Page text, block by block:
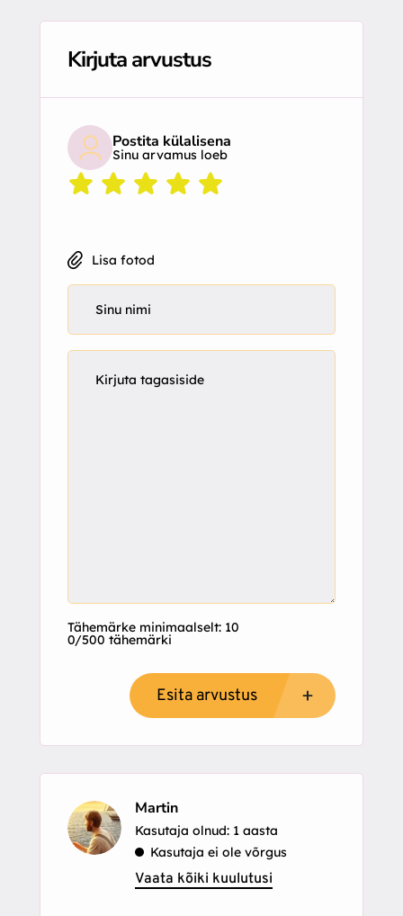
Kirjuta arvustus
Postita külalisena
Sinu arvamus loeb
Lisa fotod
Tähemärke minimaalselt: 10
0/500 tähemärki
Esita arvustus
Martin
Kasutaja olnud: 1 aasta
Kasutaja ei ole võrgus
Vaata kõiki kuulutusi